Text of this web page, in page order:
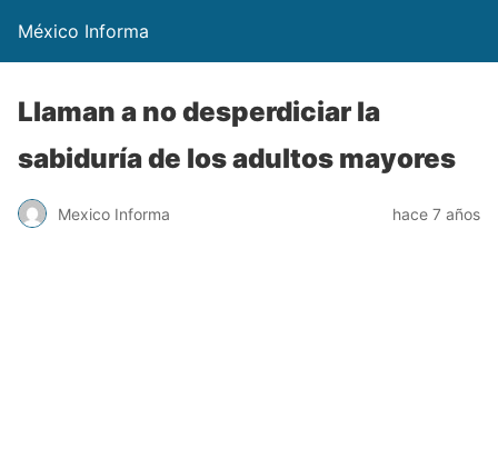
México Informa
Llaman a no desperdiciar la
sabiduría de los adultos mayores
Mexico Informa hace 7 años